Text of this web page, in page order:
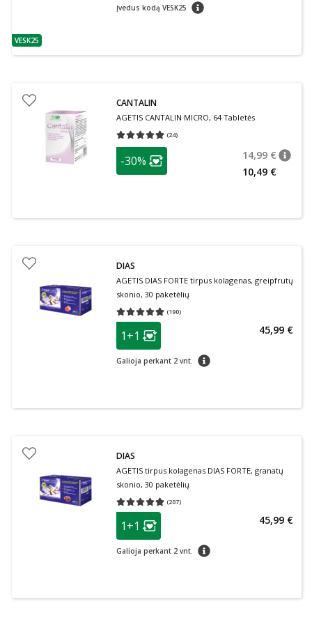
patarimas
VESK25
Įvedus kodą VESK25 patarimas
CANTALIN
AGETIS CANTALIN MICRO, 64 Tabletės
(24)
Vidutinis įvertinimas 4.92
patarimas
Lojalumo klubo narių nuolaida
-30% 14,99 €
10,49 €
DIAS
AGETIS DIAS FORTE tirpus kolagenas, greipfrutų
skonio, 30 paketėlių
(190)
Vidutinis įvertinimas 4.94
patarimas
Lojalumo klubo narių nuolaida
1+1
Galioja perkant 2 vnt. patarimas
45,99 €
DIAS
AGETIS tirpus kolagenas DIAS FORTE, granatų
skonio, 30 paketėlių
(207)
Vidutinis įvertinimas 4.87
patarimas
Lojalumo klubo narių nuolaida
1+1
Galioja perkant 2 vnt. patarimas
45,99 €